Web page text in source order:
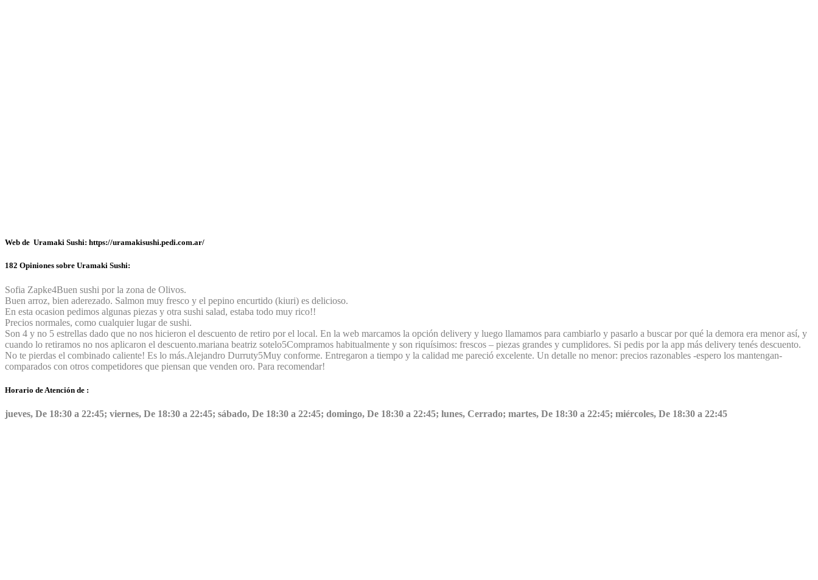
Web de Uramaki Sushi: https://uramakisushi.pedi.com.ar/
182 Opiniones sobre Uramaki Sushi:
Sofia Zapke4Buen sushi por la zona de Olivos.
Buen arroz, bien aderezado. Salmon muy fresco y el pepino encurtido (kiuri) es delicioso.
En esta ocasion pedimos algunas piezas y otra sushi salad, estaba todo muy rico!!
Precios normales, como cualquier lugar de sushi.
Son 4 y no 5 estrellas dado que no nos hicieron el descuento de retiro por el local. En la web marcamos la opción delivery y luego llamamos para cambiarlo y pasarlo a buscar por qué la demora era menor así, y
cuando lo retiramos no nos aplicaron el descuento.mariana beatriz sotelo5Compramos habitualmente y son riquísimos: frescos – piezas grandes y cumplidores. Si pedis por la app más delivery tenés descuento.
No te pierdas el combinado caliente! Es lo más.Alejandro Durruty5Muy conforme. Entregaron a tiempo y la calidad me pareció excelente. Un detalle no menor: precios razonables -espero los mantengan-
comparados con otros competidores que piensan que venden oro. Para recomendar!
Horario de Atención de :
jueves, De 18:30 a 22:45; viernes, De 18:30 a 22:45; sábado, De 18:30 a 22:45; domingo, De 18:30 a 22:45; lunes, Cerrado; martes, De 18:30 a 22:45; miércoles, De 18:30 a 22:45